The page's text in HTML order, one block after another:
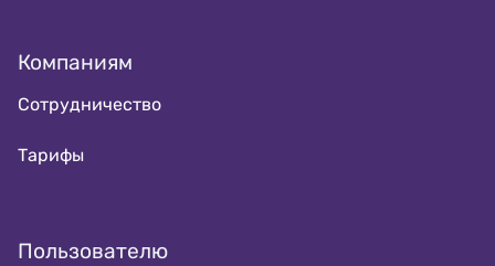
Компаниям
Сотрудничество
Тарифы
Пользователю